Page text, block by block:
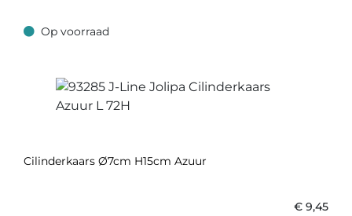
Op voorraad
Op voorraad
Cilinderkaars Ø7cm H15cm Azuur
€ 9,45